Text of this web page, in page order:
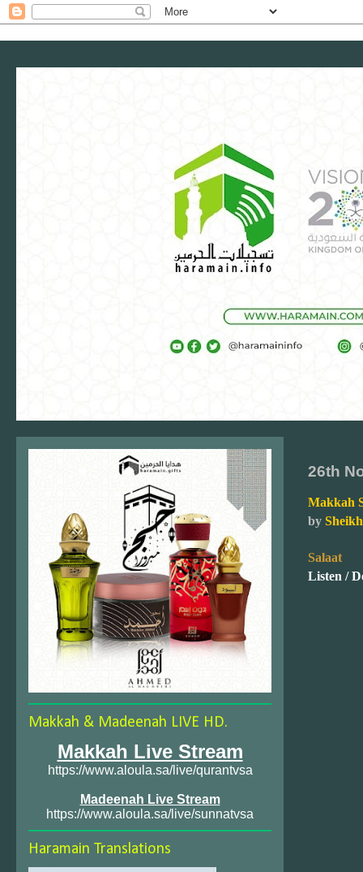
26th
by
Salaat
Listen /
Makkah & Madeenah LIVE HD.
Makkah Live Stream
https://www.aloula.sa/live/qurantvsa
Madeenah Live Stream
https://www.aloula.sa/live/sunnatvsa
Haramain Translations